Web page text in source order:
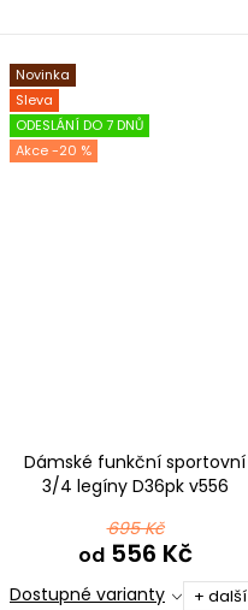
Novinka
Sleva
ODESLÁNÍ DO 7 DNŮ
-20 %
Dámské funkční sportovní
3/4 legíny D36pk v556
695 Kč
od556 Kč
Dostupné varianty + další